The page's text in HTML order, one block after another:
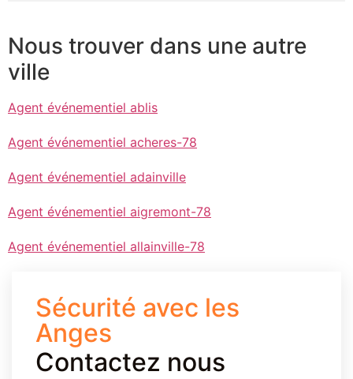
Nous trouver dans une autre
ville
Agent événementiel ablis
Agent événementiel acheres-78
Agent événementiel adainville
Agent événementiel aigremont-78
Agent événementiel allainville-78
Sécurité avec les
Anges
Contactez nous